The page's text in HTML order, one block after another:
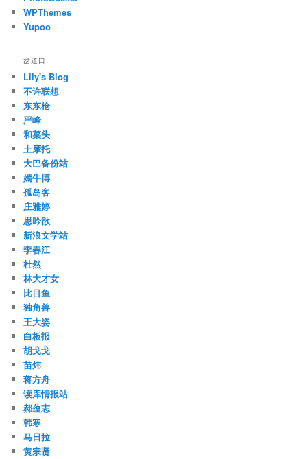
WPThemes
Yupoo
岔道口
Lily's Blog
不许联想
东东枪
严峰
和菜头
土摩托
大巴备份站
嫣牛博
孤岛客
庄雅婷
思吟欲
新浪文学站
李春江
杜然
林大才女
比目鱼
独角兽
王大姿
白板报
胡戈戈
苗炜
蒋方舟
读库情报站
郝蕴志
韩寒
马日拉
黄宗贤